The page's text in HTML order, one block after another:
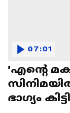
'എന്റെ
ഭാഗ്യം
07:01